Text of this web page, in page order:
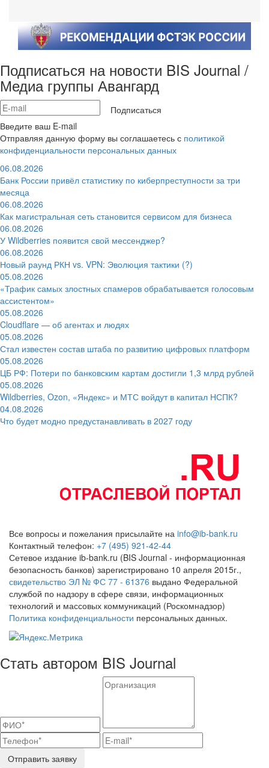
Подписаться на новости BIS Journal /
Медиа группы Авангард
Подписаться
Введите ваш E-mail
Отправляя данную форму вы соглашаетесь с политикой
конфиденциальности персональных данных
06.08.2026
Банк России привёл статистику по киберпреступности за три
месяца
06.08.2026
Как магистральная сеть становится сервисом для бизнеса
06.08.2026
У Wildberries появится свой мессенджер?
06.08.2026
Новый раунд РКН vs. VPN: Эволюция тактики (?)
05.08.2026
«Трафик самых злостных спамеров обрабатывается голосовым
ассистентом»
05.08.2026
Cloudflare — об агентах и людях
05.08.2026
Стал известен состав штаба по развитию цифровых платформ
05.08.2026
ЦБ РФ: Потери по банковским картам достигли 1,3 млрд рублей
05.08.2026
Wildberries, Ozon, «Яндекс» и МТС войдут в капитал НСПК?
04.08.2026
Что будет модно предустанавливать в 2027 году
Все вопросы и пожелания присылайте на info@ib-bank.ru
Контактный телефон: +7 (495) 921-42-44
Сетевое издание ib-bank.ru (BIS Journal - информационная
безопасность банков) зарегистрировано 10 апреля 2015г.,
свидетельство ЭЛ № ФС 77 - 61376 выдано Федеральной
службой по надзору в сфере связи, информационных
технологий и массовых коммуникаций (Роскомнадзор)
Политика конфиденциальности персональных данных.
Стать автором BIS Journal
Отправить заявку